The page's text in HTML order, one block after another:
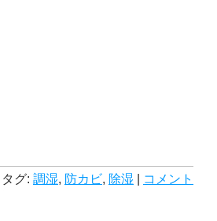
タグ: 調湿, 防カビ, 除湿 コメント